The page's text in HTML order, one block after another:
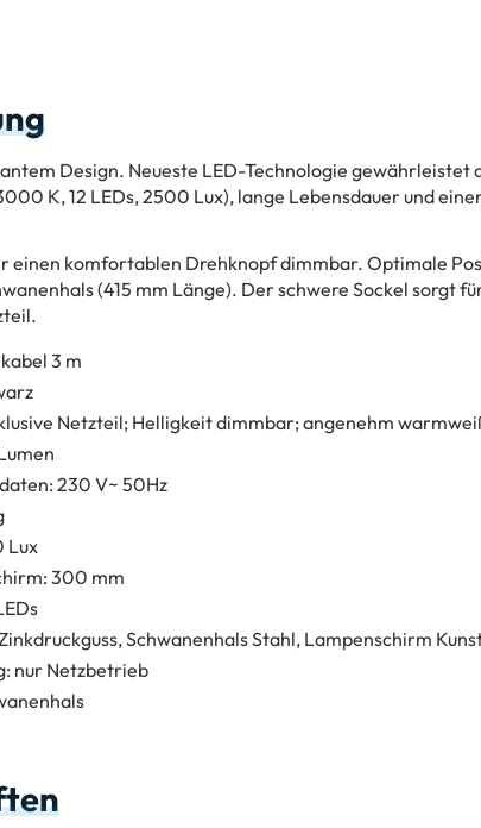
Design. Neueste LED-Technologie gewährleistet
K, 12 LEDs, 2500 Lux), lange Lebensdauer und
einen komfortablen Drehknopf dimmbar. Optimale
(415 mm Länge). Der schwere Sockel sorgt
3 m
Netzteil; Helligkeit dimmbar; angenehm
230 V~ 50Hz
Lux
300 mm
Schwanenhals Stahl, Lampenschirm
nur Netzbetrieb